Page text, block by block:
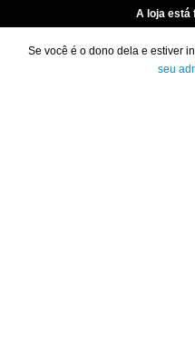
A loja está
Se você é o dono dela e estiver
seu